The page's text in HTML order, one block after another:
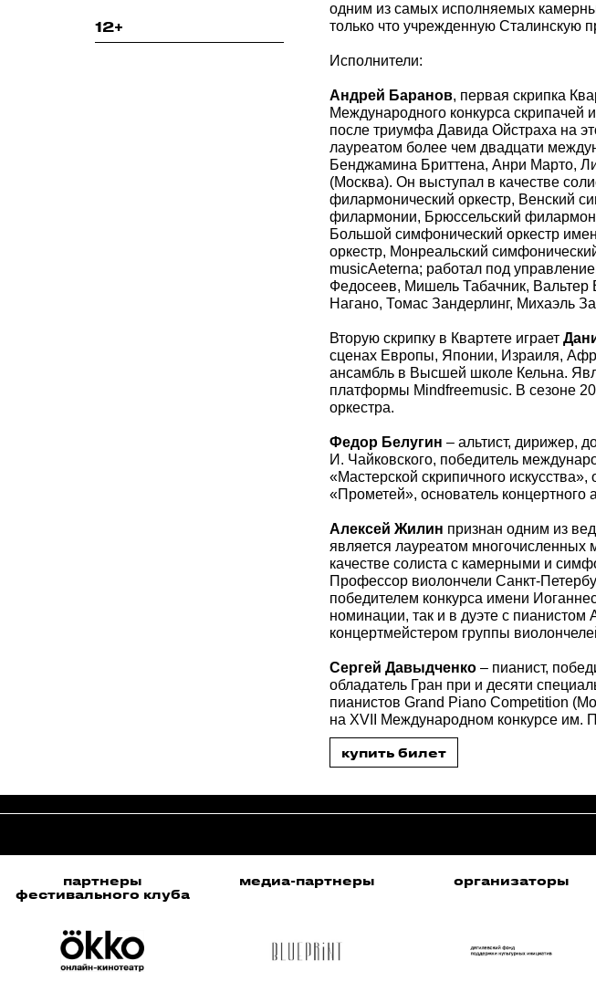
12+
одним из самых исполняемых
только что учрежденную Сталинскую
Исполнители:
Андрей Баранов, первая скрипка
Международного конкурса скрипачей
после триумфа Давида Ойстраха на
лауреатом более чем двадцати
Бенджамина Бриттена, Анри Марто,
(Москва). Он выступал в качестве
филармонический оркестр, Венский
филармонии, Брюссельский
Большой симфонический оркестр
оркестр, Монреальский
musicAeterna; работал под
Федосеев, Мишель Табачник,
Нагано, Томас Зандерлинг, Михаэль
Вторую скрипку в Квартете играет
сценах Европы, Японии, Израиля,
ансамбль в Высшей школе Кельна.
платформы Mindfreemusic. В сезоне
оркестра.
Федор Белугин – альтист, дирижер,
И. Чайковского, победитель
«Мастерской скрипичного
«Прометей», основатель концертного
Алексей Жилин признан одним из
является лауреатом многочисленных
качестве солиста с камерными и
Профессор виолончели Санкт-
победителем конкурса имени
номинации, так и в дуэте с
концертмейстером группы
Сергей Давыдченко – пианист,
обладатель Гран при и десяти
пианистов Grand Piano Competition
на XVII Международном конкурсе им.
купить билет
медиа-партнеры организаторы медиа-партнеры